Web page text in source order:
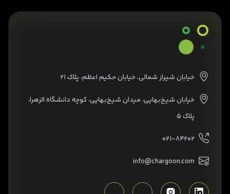
خیابان شیراز شمالی، خیابان حکیم اعظم، پلاک ۲۱
خیابان شیخ‌بهایی، میدان شیخ‌بهایی، کوچه دانشگاه الزهرا،
پلاک ۵
۰۲۱-۸۴۲۰۲
info@chargoon.com